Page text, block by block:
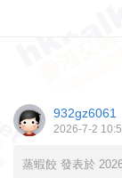
932gz6061
2026-7-2
蒸蝦餃 發表於